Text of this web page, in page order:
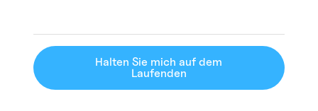
Halten Sie mich auf dem
Laufenden